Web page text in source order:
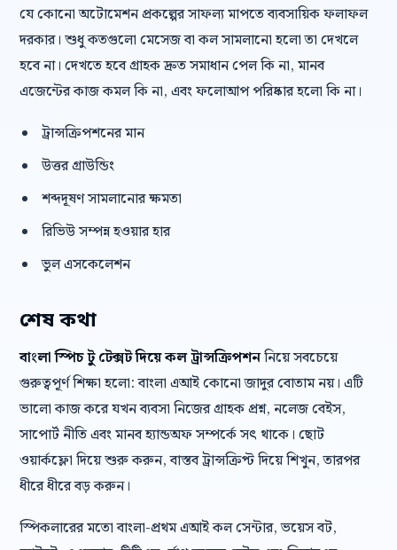
যে কোনো অটোমেশন প্রকল্পের সাফল্য মাপতে ব্যবসায়িক ফলাফল
দরকার। শুধু কতগুলো মেসেজ বা কল সামলানো হলো তা দেখলে
হবে না। দেখতে হবে গ্রাহক দ্রুত সমাধান পেল কি না, মানব
এজেন্টের কাজ কমল কি না, এবং ফলোআপ পরিষ্কার হলো কি না।
ট্রান্সক্রিপশনের মান
উত্তর গ্রাউন্ডিং
শব্দদূষণ সামলানোর ক্ষমতা
রিভিউ সম্পন্ন হওয়ার হার
ভুল এসকেলেশন
শেষ কথা
বাংলা স্পিচ টু টেক্সট দিয়ে কল ট্রান্সক্রিপশননিয়ে সবচেয়ে
গুরুত্বপূর্ণ শিক্ষা হলো: বাংলা এআই কোনো জাদুর বোতাম নয়। এটি
ভালো কাজ করে যখন ব্যবসা নিজের গ্রাহক প্রশ্ন, নলেজ বেইস,
সাপোর্ট নীতি এবং মানব হ্যান্ডঅফ সম্পর্কে সৎ থাকে। ছোট
ওয়ার্কফ্লো দিয়ে শুরু করুন, বাস্তব ট্রান্সক্রিপ্ট দিয়ে শিখুন, তারপর
ধীরে ধীরে বড় করুন।
স্পিকলারের মতো বাংলা-প্রথম এআই কল সেন্টার, ভয়েস বট,